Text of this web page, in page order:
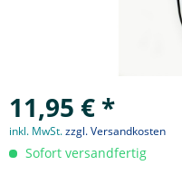
11,95 € *
inkl. MwSt.zzgl. Versandkosten
Sofort versandfertig